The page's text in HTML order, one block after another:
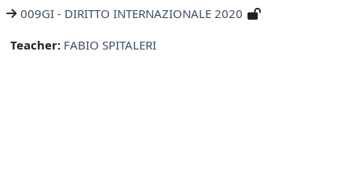
009GI - DIRITTO INTERNAZIONALE 2020
Teacher: FABIO SPITALERI